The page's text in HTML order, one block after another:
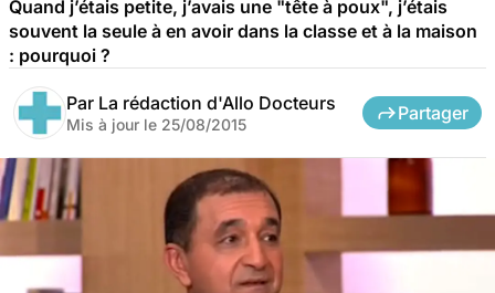
Quand j’étais petite, j’avais une "tête à poux", j’étais
souvent la seule à en avoir dans la classe et à la maison
: pourquoi ?
Par La rédaction d'Allo Docteurs
Mis à jour le 25/08/2015
Partager